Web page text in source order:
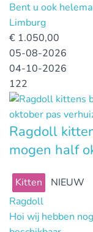
Bent u ook
Limburg
€ 1.050,00
05-08-2026
04-10-2026
122
Ragdoll
mogen half
Kitten
NIEUW
Ragdoll
Hoi wij hebben